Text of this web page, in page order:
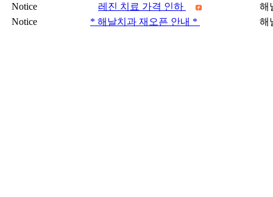
Notice
레진 치료 가격 인하
해
Notice
* 해날치과 재오픈 안내 * 해